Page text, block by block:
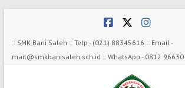
content
:: SMK Bani Saleh :: Telp - (021) 88345616 :: Email -
mail@smkbanisaleh.sch.id :: WhatsApp - 0812 96630